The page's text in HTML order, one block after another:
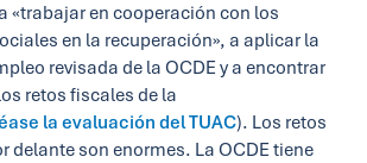
«trabajar en cooperación con los
en la recuperación», a aplicar la
revisada de la OCDE y a encontrar
retos fiscales de la
la evaluación del TUAC). Los retos
delante son enormes. La OCDE tiene